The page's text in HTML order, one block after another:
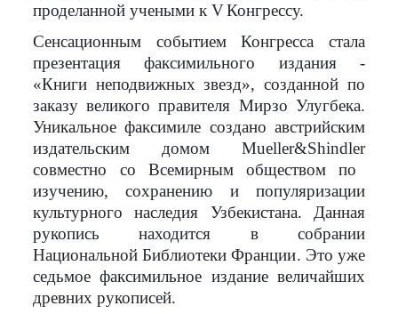
проделанной учеными кVКонгрессу.
Сенсационным событием Конгресса стала
презентация факсимильного издания -
«Книги неподвижных звезд», созданной по
заказу великого правителя Мирзо Улугбека.
Уникальное факсимиле создано австрийским
издательским домом Mueller&Shindler
совместно со Всемирным обществом по
изучению, сохранению и популяризации
культурного наследия Узбекистана.
Данная
рукопись находится в собрании
Национальной Библиотеки Франции. Это уже
седьмое факсимильное издание величайших
древних рукописей.